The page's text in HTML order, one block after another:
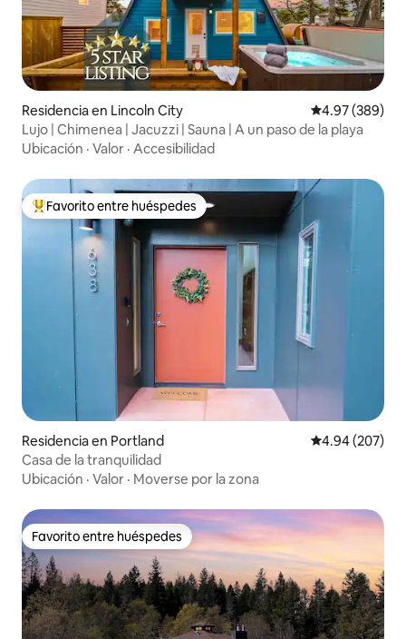
Residencia en Lincoln City Calificación
4.97 (389)
Lujo | Chimenea | Jacuzzi | Sauna | A un paso de la playa
Ubicación · Valor · Accesibilidad
De los mejores en Favorito entre huéspedes
Favorito entre huéspedes
Residencia en Portland Calificación
4.94 (207)
Casa de la tranquilidad
Ubicación · Valor · Moverse por la zona
Favorito entre huéspedes
Favorito entre huéspedes